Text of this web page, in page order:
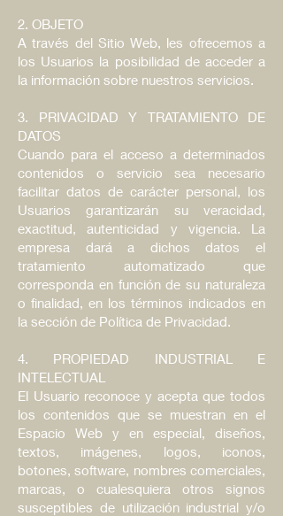
2. OBJETO
A través del Sitio Web, les ofrecemos a
los Usuarios la posibilidad de acceder a
la información sobre nuestros servicios.
3. PRIVACIDAD Y TRATAMIENTO DE
DATOS
Cuando para el acceso a determinados
contenidos o servicio sea necesario
facilitar datos de carácter personal, los
Usuarios garantizarán su veracidad,
exactitud, autenticidad y vigencia. La
empresa dará a dichos datos el
tratamiento automatizado que
corresponda en función de su naturaleza
o finalidad, en los términos indicados en
la sección de Política de Privacidad.
4. PROPIEDAD INDUSTRIAL E
INTELECTUAL
El Usuario reconoce y acepta que todos
los contenidos que se muestran en el
Espacio Web y en especial, diseños,
textos, imágenes, logos, iconos,
botones, software, nombres comerciales,
marcas, o cualesquiera otros signos
susceptibles de utilización industrial y/o